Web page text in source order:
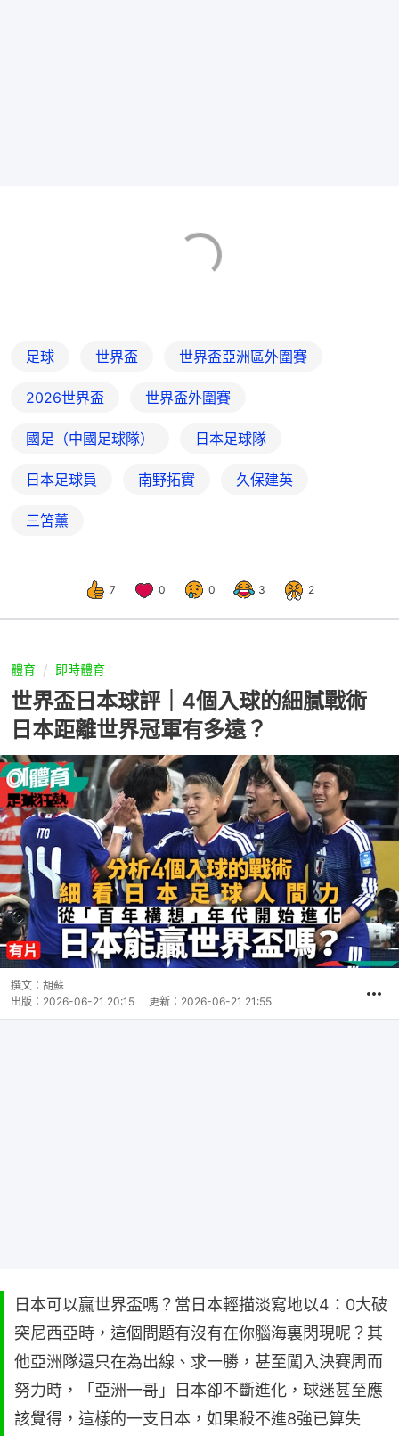
足球 世界盃 世界盃亞洲區外圍賽
2026世界盃 世界盃外圍賽
國足（中國足球隊） 日本足球隊
日本足球員 南野拓實 久保建英
三笘薰
7 0 0 3 2
體育 即時體育
世界盃日本球評｜4個入球的細膩戰術
日本距離世界冠軍有多遠？
撰文： 胡蘇
出版： 2026-06-21 20:15 更新： 2026-06-21 21:55
日本可以贏世界盃嗎？當日本輕描淡寫地以4：0大破
突尼西亞時，這個問題有沒有在你腦海裏閃現呢？其
他亞洲隊還只在為出線、求一勝，甚至闖入決賽周而
努力時，「亞洲一哥」日本卻不斷進化，球迷甚至應
該覺得，這樣的一支日本，如果殺不進8強已算失